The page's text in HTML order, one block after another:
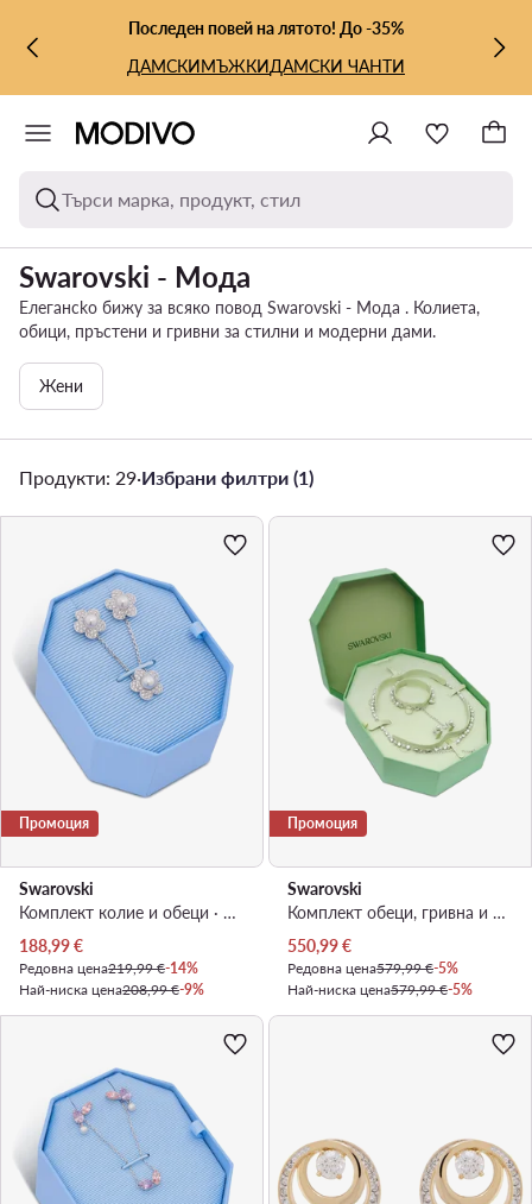
КЪМ ОСНОВНОТО СЪДЪРЖАНИЕ
КЪМ ТЪРСЕНЕПоследен повей на лятото! До -35%
ДАМСКИМЪЖКИДАМСКИ ЧАНТИ
Търси марка, продукт, стил
Swarovski - Мода
Елегансko бижу за всяко повод Swarovski - Мода . Колиета,
обици, пръстени и гривни за стилни и модерни дами.
Жени
Продукти: 29·Избрани филтри (1)
Промоция
Swarovski
Комплект колие и обеци · Сребрист · Mетал
Актуална цена
188,99€
Редовна цена219,99 €-14%
Най-ниска цена208,99 €-9%
Промоция
Swarovski
Комплект обеци, гривна и огърлица · Сребрист · Метал с родиево покритие
Актуална цена
550,99€
Редовна цена579,99 €-5%
Най-ниска цена579,99 €-5%